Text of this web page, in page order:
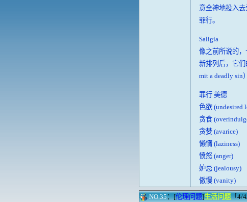
意全神地投入
罪行。
Saligia
像之前所说的，
新排列后，它们
mit a deadly sin
罪行 美德
色欲 (undesired
贪食
贪婪 (avarice)
懒惰
愤怒 (anger)
妒忌
傲慢 (vanity)
NO.35：[伦理问题]生活问题「4/